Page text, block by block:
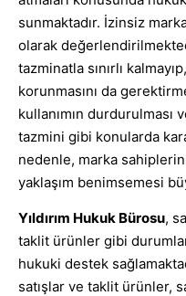
sunmaktadır. İzinsiz
olarak
tazminatla sınırlı
korunmasını da
kullanımın durdurulması
tazmini gibi konularda
nedenle, marka
yaklaşım benimsemesi
Yıldırım Hukuk Bürosu,
taklit ürünler gibi
hukuki destek
satışlar ve taklit ürünler,